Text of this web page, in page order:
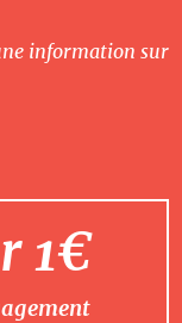
information sur
1€